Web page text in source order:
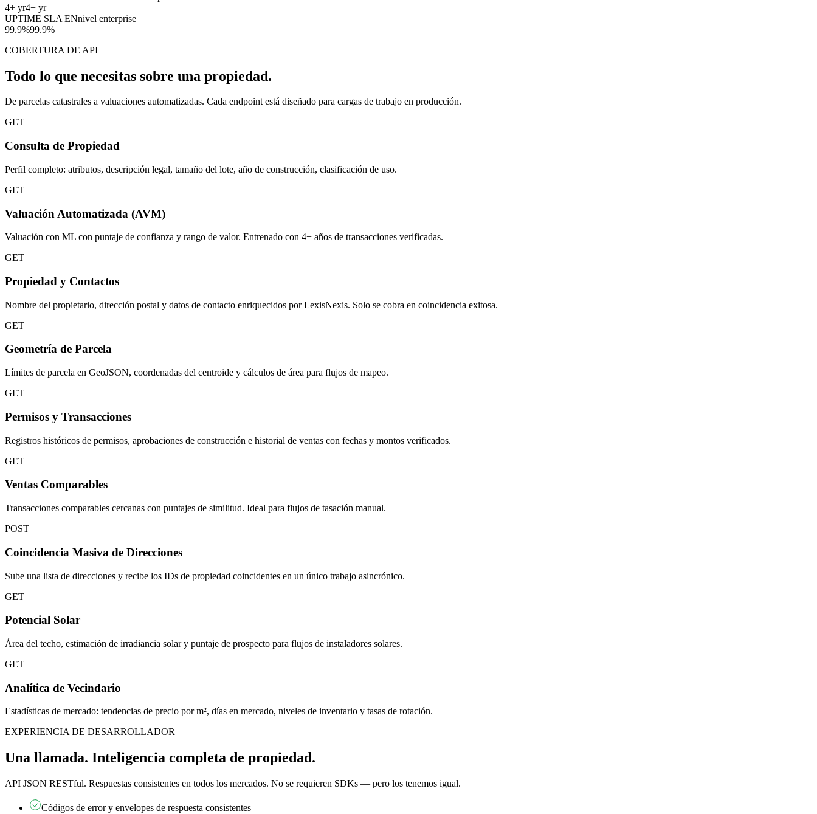
4+ yr4+ yr
UPTIME SLA ENnivel enterprise
99.9%99.9%
COBERTURA DE API
Todo lo que necesitas sobre una propiedad.
De parcelas catastrales a valuaciones automatizadas. Cada endpoint está diseñado para cargas de trabajo en producción.
GET
Consulta de Propiedad
Perfil completo: atributos, descripción legal, tamaño del lote, año de construcción, clasificación de uso.
GET
Valuación Automatizada (AVM)
Valuación con ML con puntaje de confianza y rango de valor. Entrenado con 4+ años de transacciones verificadas.
GET
Propiedad y Contactos
Nombre del propietario, dirección postal y datos de contacto enriquecidos por LexisNexis. Solo se cobra en coincidencia exitosa.
GET
Geometría de Parcela
Límites de parcela en GeoJSON, coordenadas del centroide y cálculos de área para flujos de mapeo.
GET
Permisos y Transacciones
Registros históricos de permisos, aprobaciones de construcción e historial de ventas con fechas y montos verificados.
GET
Ventas Comparables
Transacciones comparables cercanas con puntajes de similitud. Ideal para flujos de tasación manual.
POST
Coincidencia Masiva de Direcciones
Sube una lista de direcciones y recibe los IDs de propiedad coincidentes en un único trabajo asincrónico.
GET
Potencial Solar
Área del techo, estimación de irradiancia solar y puntaje de prospecto para flujos de instaladores solares.
GET
Analítica de Vecindario
Estadísticas de mercado: tendencias de precio por m², días en mercado, niveles de inventario y tasas de rotación.
EXPERIENCIA DE DESARROLLADOR
Una llamada. Inteligencia completa de propiedad.
API JSON RESTful. Respuestas consistentes en todos los mercados. No se requieren SDKs — pero los tenemos igual.
Códigos de error y envelopes de respuesta consistentes